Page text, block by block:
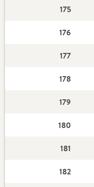
175
176
177
178
179
180
181
182